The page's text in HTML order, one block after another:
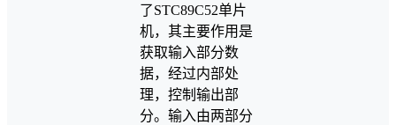
了STC89C52单片
机，其主要作用是
获取输入部分数
据，经过内部处
理，控制输出部
分。输入由两部分